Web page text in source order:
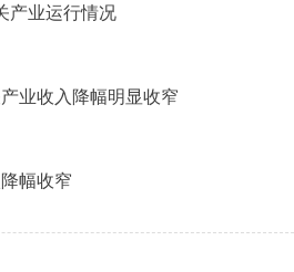
产业运行情况
业收入降幅明显收窄
幅收窄